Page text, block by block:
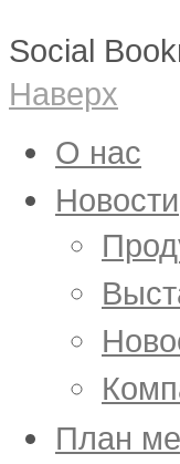
Social
Наверх
О нас
Новости
План